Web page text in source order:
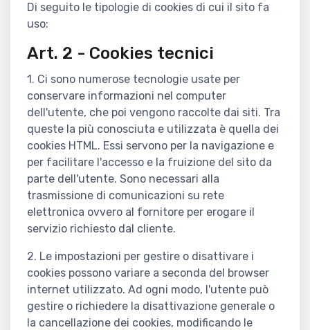
Di seguito le tipologie di cookies di cui il sito fa
uso:
Art. 2 - Cookies tecnici
1. Ci sono numerose tecnologie usate per
conservare informazioni nel computer
dell'utente, che poi vengono raccolte dai siti. Tra
queste la più conosciuta e utilizzata è quella dei
cookies HTML. Essi servono per la navigazione e
per facilitare l'accesso e la fruizione del sito da
parte dell'utente. Sono necessari alla
trasmissione di comunicazioni su rete
elettronica ovvero al fornitore per erogare il
servizio richiesto dal cliente.
2. Le impostazioni per gestire o disattivare i
cookies possono variare a seconda del browser
internet utilizzato. Ad ogni modo, l'utente può
gestire o richiedere la disattivazione generale o
la cancellazione dei cookies, modificando le